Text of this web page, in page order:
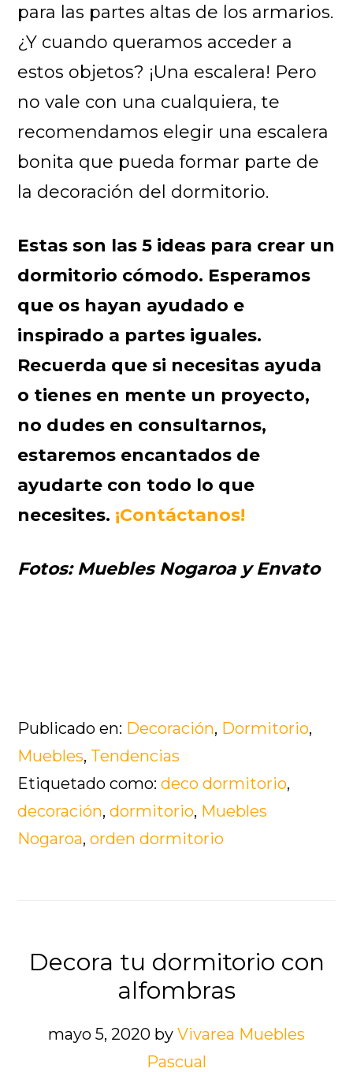
para las partes altas de los armarios.
¿Y cuando queramos acceder a
estos objetos? ¡Una escalera! Pero
no vale con una cualquiera, te
recomendamos elegir una escalera
bonita que pueda formar parte de
la decoración del dormitorio.
Estas son las 5 ideas para crear un
dormitorio cómodo. Esperamos
que os hayan ayudado e
inspirado a partes iguales.
Recuerda que si necesitas ayuda
o tienes en mente un proyecto,
no dudes en consultarnos,
estaremos encantados de
ayudarte con todo lo que
necesites. ¡Contáctanos!
Fotos: Muebles Nogaroa y Envato
Publicado en: Decoración, Dormitorio,
Muebles, Tendencias
Etiquetado como:deco dormitorio,
decoración,dormitorio, Muebles
Nogaroa,orden dormitorio
Decora tu dormitorio con
alfombras
mayo 5, 2020 by Vivarea Muebles
Pascual